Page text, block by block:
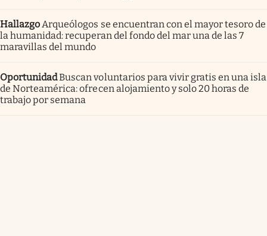
Hallazgo Arqueólogos se encuentran con el mayor tesoro de
la humanidad: recuperan del fondo del mar una de las 7
maravillas del mundo
OportunidadBuscan voluntarios para vivir gratis en una isla
de Norteamérica: ofrecen alojamiento y solo 20 horas de
trabajo por semana